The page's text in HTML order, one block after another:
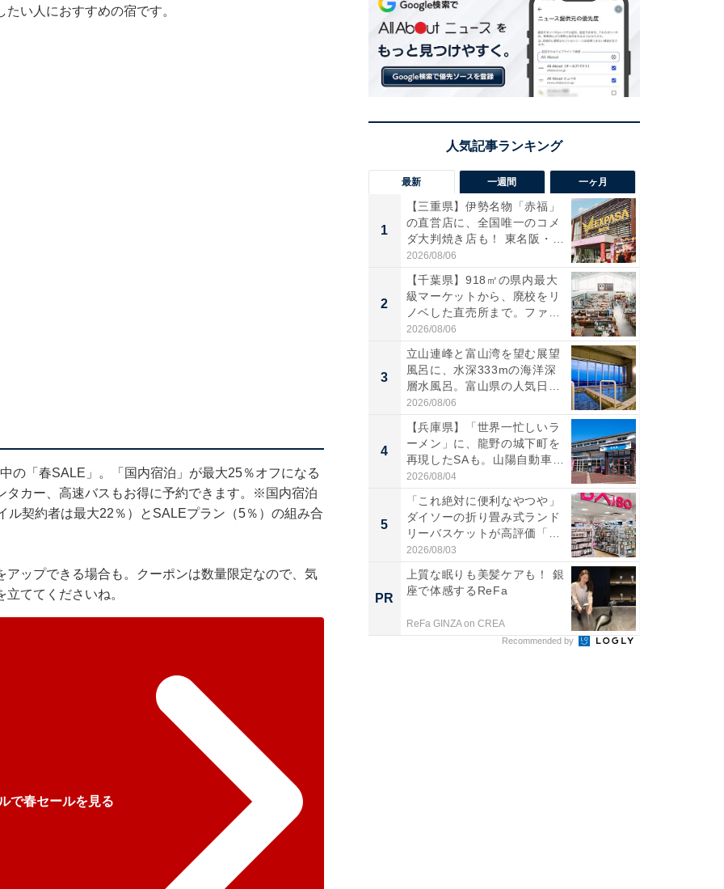
い人におすすめの宿です。
の「春SALE」。「国内宿泊」が最大25％オフになる
タカー、高速バスもお得に予約できます。※国内宿泊
契約者は最大22％）とSALEプラン（5％）の組み合
ップできる場合も。クーポンは数量限定なので、気
ててくださいね。
で春セールを見る
最新 一週間 一ヶ月
1
【三重県】伊勢名物「赤福」
の直営店に、全国唯一のコメ
ダ大判焼き店も！ 東名阪・
伊...
2026/08/06
2
【千葉県】918㎡の県内最大
級マーケットから、廃校をリ
ノベした直売所まで。ファ
ー...
2026/08/06
3
立山連峰と富山湾を望む展望
風呂に、水深333mの海洋深
層水風呂。富山県の人気日
帰...
2026/08/06
4
【兵庫県】「世界一忙しいラ
ーメン」に、龍野の城下町を
再現したSAも。山陽自動車
道...
2026/08/04
5
「これ絶対に便利なやつや」
ダイソーの折り畳み式ランド
リーバスケットが高評価「使
わ...
2026/08/03
PR
上質な眠りも美髪ケアも！ 銀
座で体感するReFa
ReFa GINZA on CREA
Recommended by